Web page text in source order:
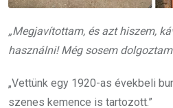
„Megjavítottam, és azt hiszem,
használni! Még sosem
„Vettünk egy 1920-as évekbeli
szenes kemence is tartozott.”